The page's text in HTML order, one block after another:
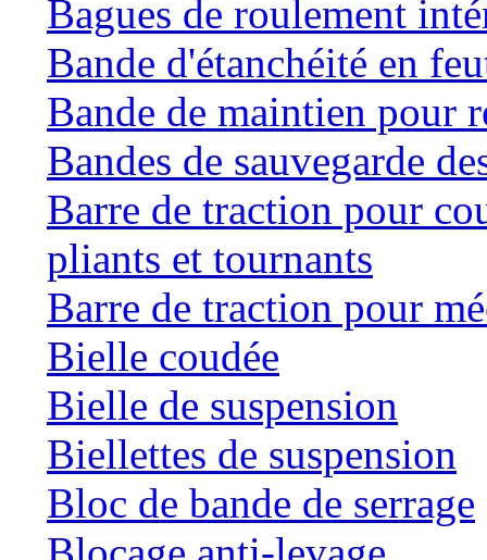
Bagues de roulement
Bande d'étanchéité en
Bande de maintien pour
Bandes de sauvegarde
Barre de traction pour
pliants et tournants
Barre de traction pour
Bielle coudée
Bielle de suspension
Biellettes de suspension
Bloc de bande de serrage